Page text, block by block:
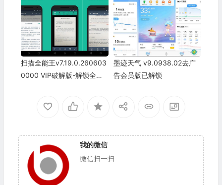
扫描全能王v7.19.0.260603
0000 VIP破解版-解锁全部
墨迹天气 v9.0938.02去广
告会员版已解锁
我的微信
微信扫一扫